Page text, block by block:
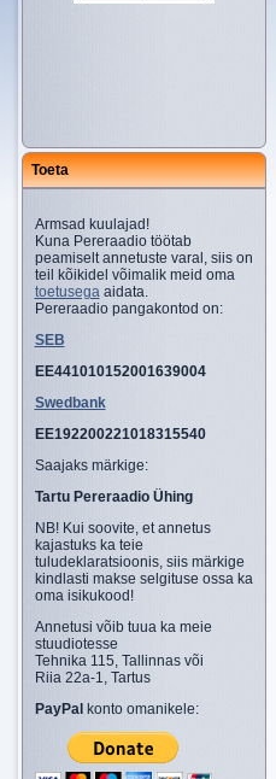
Toeta
Armsad kuulajad!
Kuna Pereraadio töötab
peamiselt annetuste varal, siis on
teil kõikidel võimalik meid oma
toetusegaaidata.
Pereraadio pangakontod on:
SEB
EE441010152001639004
Swedbank
EE192200221018315540
Saajaks märkige:
Tartu Pereraadio Ühing
NB! Kui soovite, et annetus
kajastuks ka teie
tuludeklaratsioonis, siis märkige
kindlasti makse selgituse ossa ka
oma isikukood!
Annetusi võib tuua ka meie
stuudiotesse
Tehnika 115, Tallinnas või
Riia 22a-1, Tartus
PayPal konto omanikele: